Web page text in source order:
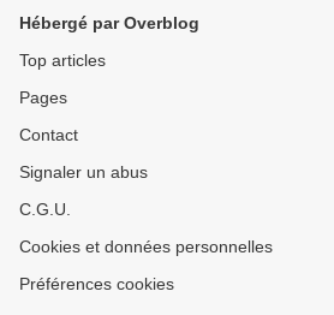
Hébergé par Overblog
Top articles
Pages
Contact
Signaler un abus
C.G.U.
Cookies et données personnelles
Préférences cookies